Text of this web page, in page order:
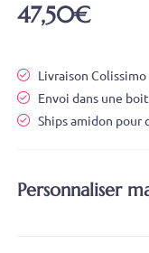
47,50€
Livraison Colissimo
Envoi dans une
Ships amidon pour
Personnaliser